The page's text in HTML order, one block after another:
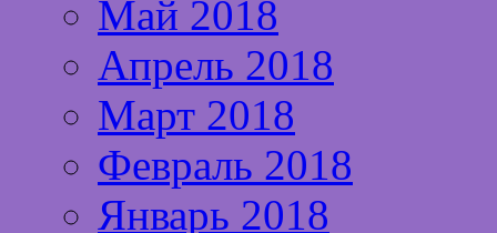
Май 2018
Апрель 2018
Март 2018
Февраль 2018
Январь 2018